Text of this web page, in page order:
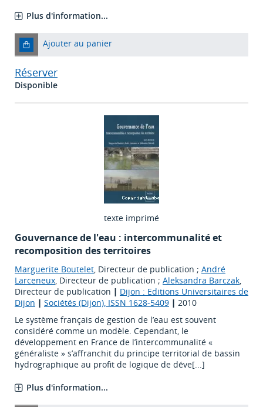
Plus d'information...
Ajouter au panier
Réserver
Disponible
texte imprimé
Gouvernance de l'eau : intercommunalité et
recomposition des territoires
Marguerite Boutelet, Directeur de publication ; André
Larceneux, Directeur de publication ; Aleksandra Barczak,
Directeur de publication | Dijon : Editions Universitaires de
Dijon | Sociétés (Dijon), ISSN 1628-5409 | 2010
Le système français de gestion de l’eau est souvent
considéré comme un modèle. Cependant, le
développement en France de l’intercommunalité «
généraliste » s’affranchit du principe territorial de bassin
hydrographique au profit de logique de déve[...]
Plus d'information...